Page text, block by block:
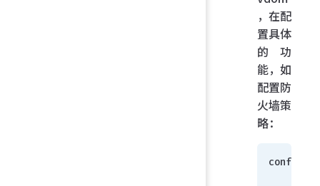
，在配
置具体
的功
能，如
配置防
火墙策
略：
config